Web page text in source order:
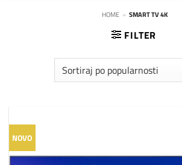
HOME » SMART TV 4K
FILTER
NOVO